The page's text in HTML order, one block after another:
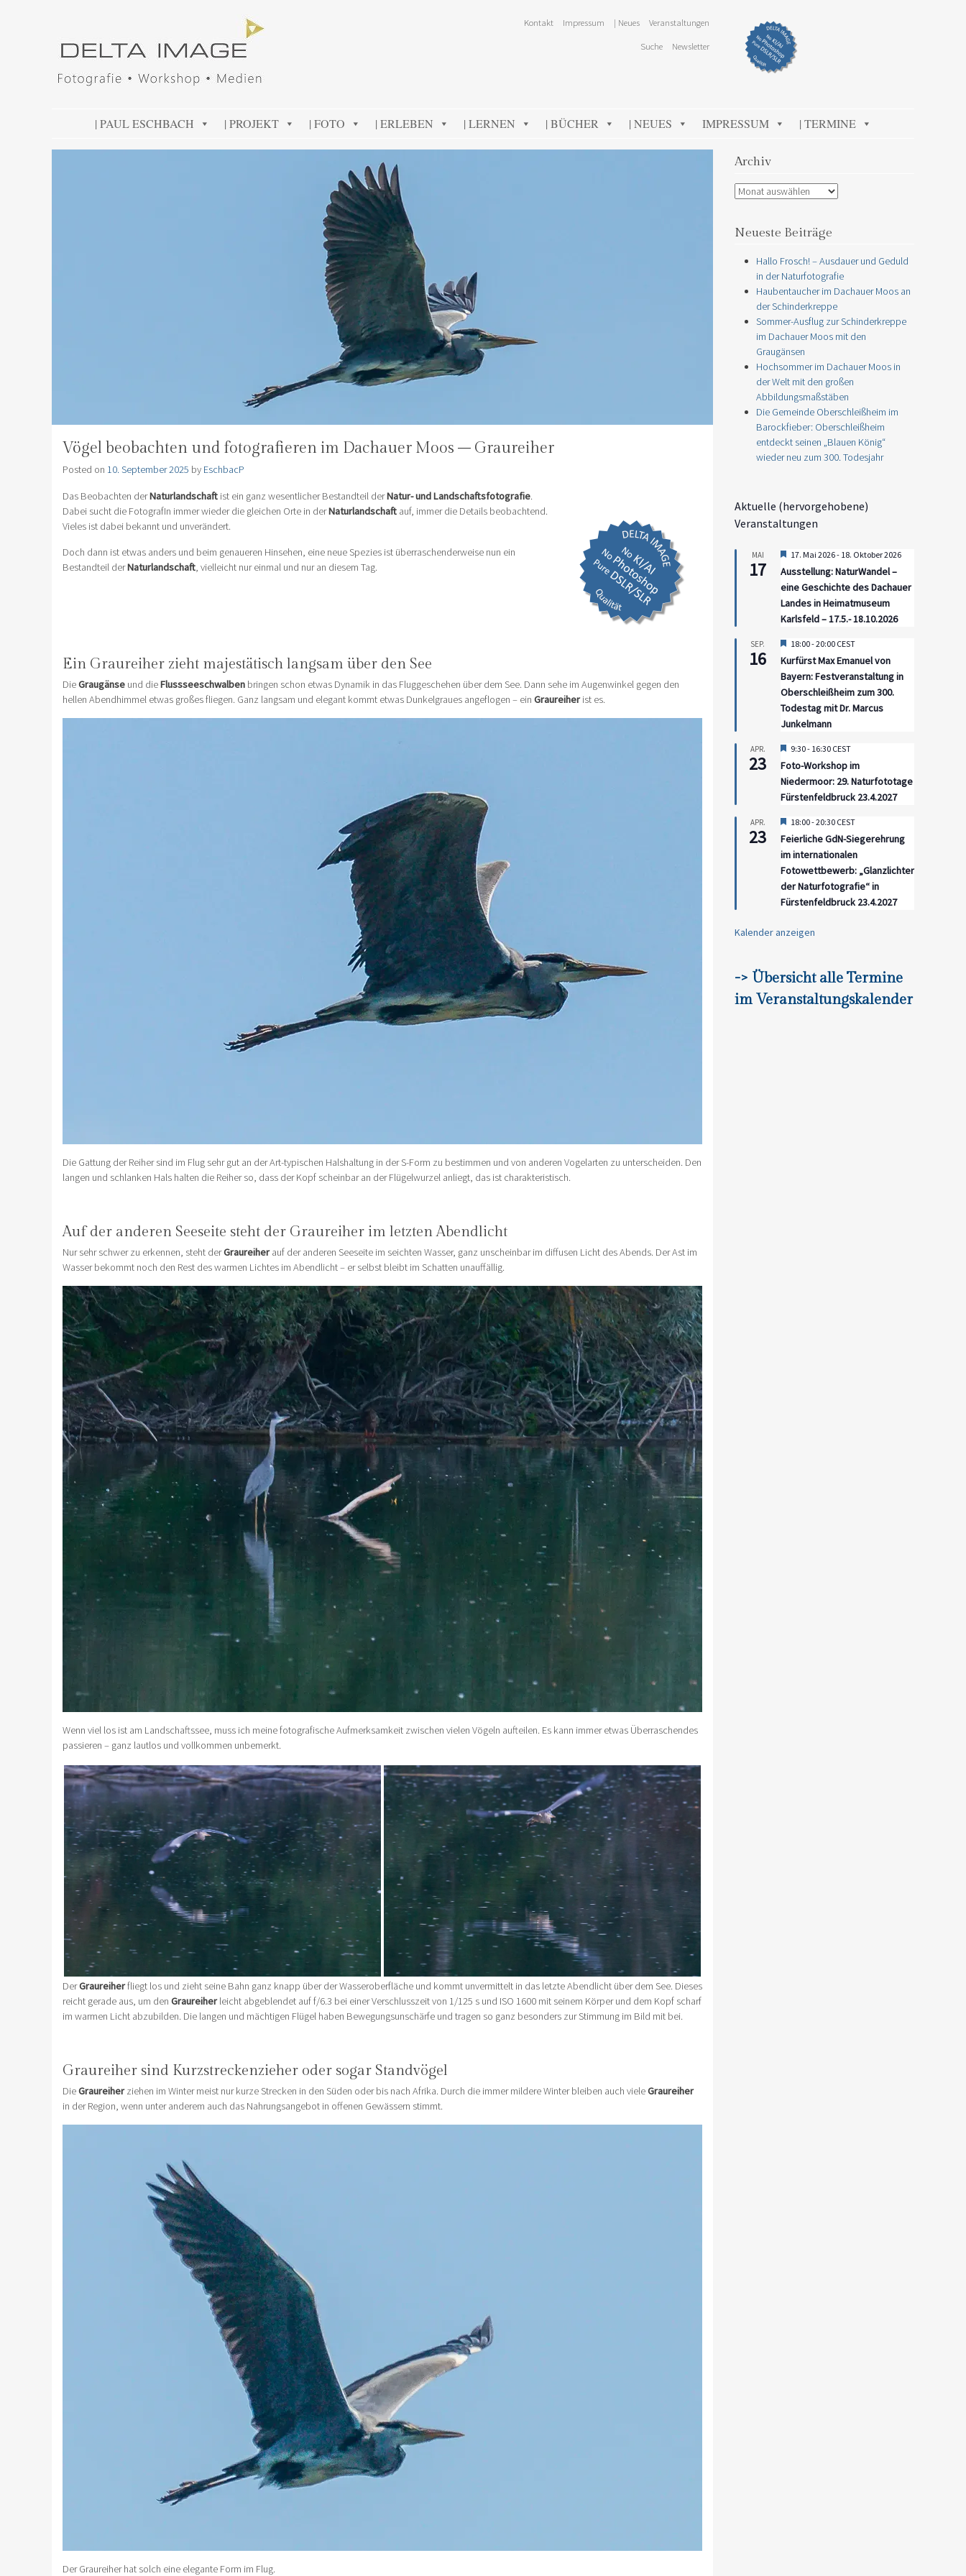
Kontakt Impressum | Neues Veranstaltungen
Suche Newsletter
SKIP TO CONTENT
| PAUL ESCHBACH | PROJEKT | FOTO | ERLEBEN | LERNEN | BÜCHER | NEUES IMPRESSUM | TERMINE
Vögel beobachten und fotografieren im Dachauer Moos – Graureiher
Posted on 10. September 2025 by EschbacP
Das Beobachten derNaturlandschaft ist ein ganz wesentlicher Bestandteil derNatur- und Landschaftsfotografie.
Dabei sucht die FotografIn immer wieder die gleichen Orte in derNaturlandschaft auf, immer die Details beobachtend.
Vieles ist dabei bekannt und unverändert.
Doch dann ist etwas anders und beim genaueren Hinsehen, eine neue Spezies ist überraschenderweise nun ein
Bestandteil derNaturlandschaft, vielleicht nur einmal und nur an diesem Tag.
Ein Graureiher zieht majestätisch langsam über den See
DieGraugänse und dieFlussseeschwalben bringen schon etwas Dynamik in das Fluggeschehen über dem See. Dann sehe im Augenwinkel gegen den
hellen Abendhimmel etwas großes fliegen. Ganz langsam und elegant kommt etwas Dunkelgraues angeflogen – ein Graureiherist es.
Die Gattung der Reiher sind im Flug sehr gut an der Art-typischen Halshaltung in der S-Form zu bestimmen und von anderen Vogelarten zu unterscheiden. Den
langen und schlanken Hals halten die Reiher so, dass der Kopf scheinbar an der Flügelwurzel anliegt, das ist charakteristisch.
Auf der anderen Seeseite steht der Graureiher im letzten Abendlicht
Nur sehr schwer zu erkennen, steht derGraureiherauf der anderen Seeseite im seichten Wasser, ganz unscheinbar im diffusen Licht des Abends. Der Ast im
Wasser bekommt noch den Rest des warmen Lichtes im Abendlicht – er selbst bleibt im Schatten unauffällig.
Wenn viel los ist am Landschaftssee, muss ich meine fotografische Aufmerksamkeit zwischen vielen Vögeln aufteilen. Es kann immer etwas Überraschendes
passieren – ganz lautlos und vollkommen unbemerkt.
DerGraureiherfliegt los und zieht seine Bahn ganz knapp über der Wasseroberfläche und kommt unvermittelt in das letzte Abendlicht über dem See. Dieses
reicht gerade aus, um den Graureiherleicht abgeblendet auf f/6.3 bei einer Verschlusszeit von 1/125 s und ISO 1600 mit seinem Körper und dem Kopf scharf
im warmen Licht abzubilden. Die langen und mächtigen Flügel haben Bewegungsunschärfe und tragen so ganz besonders zur Stimmung im Bild mit bei.
Graureiher sind Kurzstreckenzieher oder sogar Standvögel
DieGraureiherziehen im Winter meist nur kurze Strecken in den Süden oder bis nach Afrika. Durch die immer mildere Winter bleiben auch vieleGraureiher
in der Region, wenn unter anderem auch das Nahrungsangebot in offenen Gewässern stimmt.
Der Graureiher hat solch eine elegante Form im Flug.
Archiv
Archiv
Neueste Beiträge
Hallo Frosch! – Ausdauer und Geduld
in der Naturfotografie
Haubentaucher im Dachauer Moos an
der Schinderkreppe
Sommer-Ausflug zur Schinderkreppe
im Dachauer Moos mit den
Graugänsen
Hochsommer im Dachauer Moos in
der Welt mit den großen
Abbildungsmaßstäben
Die Gemeinde Oberschleißheim im
Barockfieber: Oberschleißheim
entdeckt seinen „Blauen König“
wieder neu zum 300. Todesjahr
Aktuelle (hervorgehobene)
Veranstaltungen
MAI
17
Hervorgehoben
17. Mai 2026- 18. Oktober 2026
Ausstellung: NaturWandel –
eine Geschichte des Dachauer
Landes in Heimatmuseum
Karlsfeld – 17.5.- 18.10.2026
SEP.
16
Hervorgehoben
18:00-20:00 CEST
Kurfürst Max Emanuel von
Bayern: Festveranstaltung in
Oberschleißheim zum 300.
Todestag mit Dr. Marcus
Junkelmann
APR.
23
Hervorgehoben
9:30- 16:30 CEST
Foto-Workshop im
Niedermoor: 29. Naturfototage
Fürstenfeldbruck 23.4.2027
APR.
23
Hervorgehoben
18:00-20:30 CEST
Feierliche GdN-Siegerehrung
im internationalen
Fotowettbewerb: „Glanzlichter
der Naturfotografie“ in
Fürstenfeldbruck 23.4.2027
Kalender anzeigen
-> Übersicht alle Termine
im Veranstaltungskalender